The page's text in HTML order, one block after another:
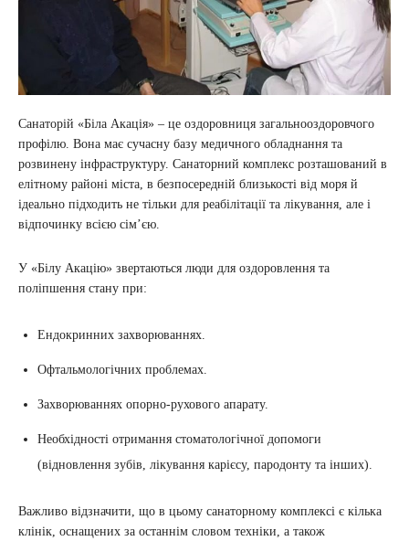
Санаторій «Біла Акація» – це оздоровниця загальнооздоровчого
профілю. Вона має сучасну базу медичного обладнання та
розвинену інфраструктуру. Санаторний комплекс розташований в
елітному районі міста, в безпосередній близькості від моря й
ідеально підходить не тільки для реабілітації та лікування, але і
відпочинку всією сім’єю.
У «Білу Акацію» звертаються люди для оздоровлення та
поліпшення стану при:
Ендокринних захворюваннях.
Офтальмологічних проблемах.
Захворюваннях опорно-рухового апарату.
Необхідності отримання стоматологічної допомоги
(відновлення зубів, лікування карієсу, пародонту та інших).
Важливо відзначити, що в цьому санаторному комплексі є кілька
клінік, оснащених за останнім словом техніки, а також